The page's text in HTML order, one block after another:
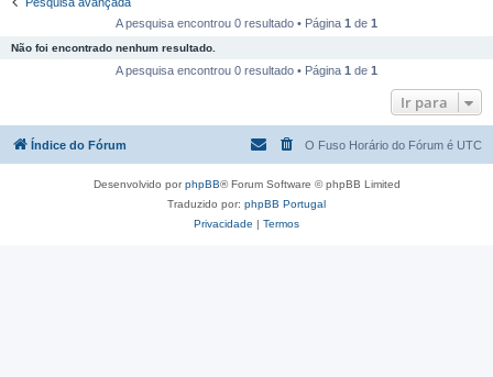
s
r
A pesquisa encontrou 0 resultado • Página 1 de 1
Não foi encontrado nenhum resultado.
A pesquisa encontrou 0 resultado • Página 1 de 1
Ir para
Índice do Fórum O Fuso Horário do Fórum é UTC
Desenvolvido porphpBB® Forum Software © phpBB Limited
Traduzido por: phpBB Portugal
Privacidade | Termos